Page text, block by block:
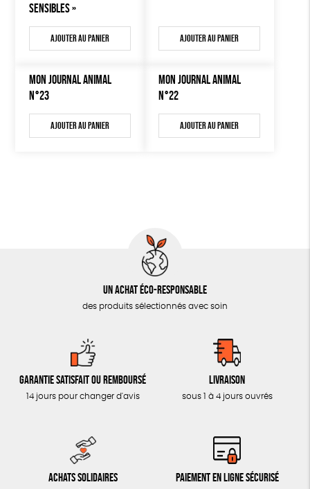
SENSIBLES »
Ajouter au panier Ajouter au panier
MON JOURNAL ANIMAL
N°23
Ajouter au panier
MON JOURNAL ANIMAL
N°22
Ajouter au panier
Un achat éco-responsable
des produits sélectionnés avec soin
Garantie satisfait ou remboursé
14 jours pour changer d'avis
Livraison
sous 1 à 4 jours ouvrés
Achats solidaires Paiement en ligne sécurisé